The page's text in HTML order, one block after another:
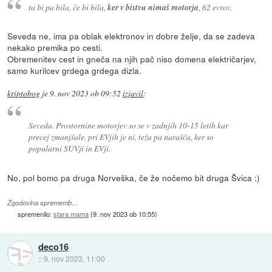
ta bi pa bila, če bi bila, ker v bistvu nimaš motorja , 62 evrov.
Seveda ne, ima pa oblak elektronov in dobre želje, da se zadeva
nekako premika po cesti.
Obremenitev cest in gneča na njih pač niso domena električarjev,
samo kurilcev grdega grdega dizla.
kriptobog je9. nov 2023 ob 09:52 izjavil:
Seveda. Prostornine motorjev so se v zadnjih 10-15 letih kar
precej zmanjšale, pri EVjih je ni, teža pa narašča, ker so
popularni SUVji in EVji.
No, pol bomo pa druga Norveška, če že nočemo bit druga Švica :)
Zgodovina sprememb…
spremenilo:stara mama(9. nov 2023 ob 10:55)
deco16
::9. nov 2023, 11:00